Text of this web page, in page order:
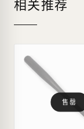
相关推荐
售罄